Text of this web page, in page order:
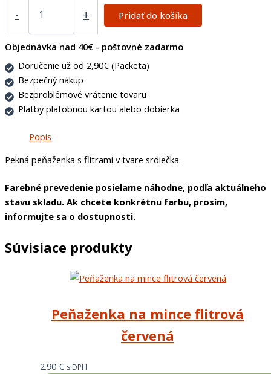
- + Pridať do košíka
Objednávka nad 40€ - poštovné zadarmo
Doručenie už od 2,90€ (Packeta)
Bezpečný nákup
Bezproblémové vrátenie tovaru
Platby platobnou kartou alebo dobierka
Popis
Pekná peňaženka s flitrami v tvare srdiečka.
Farebné prevedenie posielame náhodne, podľa aktuálneho
stavu skladu. Ak chcete konkrétnu farbu, prosím,
informujte sa o dostupnosti.
Súvisiace produkty
Peňaženka na mince flitrová
červená
2.90 € s DPH